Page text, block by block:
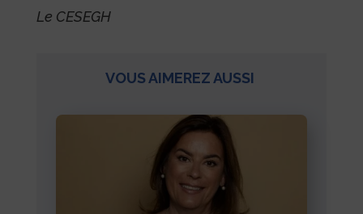
Le CESEGH
VOUS AIMEREZ AUSSI